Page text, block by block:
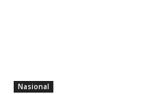
Nasional